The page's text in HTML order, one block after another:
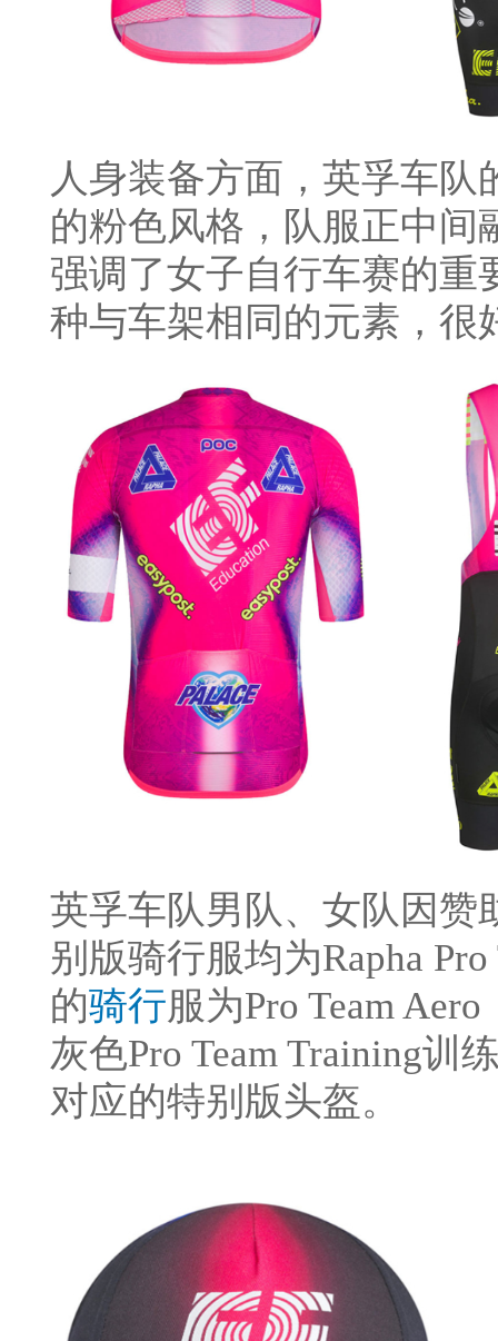
人身装备方面，英孚车
的粉色风格，队服正中间
强调了女子自行车赛的重
种与车架相同的元素，很
英孚车队男队、女队因赞
别版骑行服均为Rapha
的骑行服为Pro Team
灰色Pro Team Training训
对应的特别版头盔。